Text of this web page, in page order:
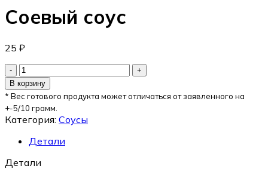
Соевый соус
25 ₽
В корзину
* Вес готового продукта может отличаться от заявленного на
+-5/10 грамм.
Категория: Соусы
Детали
Детали